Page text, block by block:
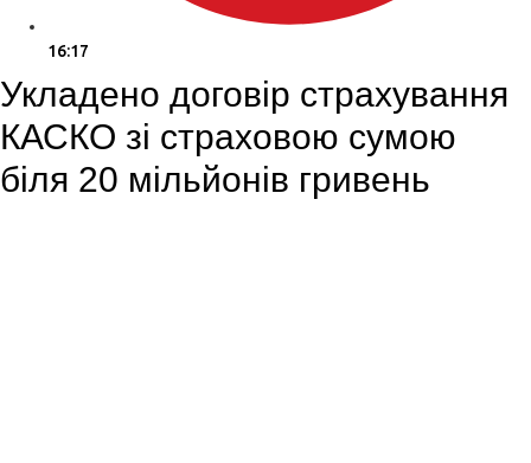
16:17
Укладено договір страхування
КАСКО зі страховою сумою
біля 20 мільйонів гривень